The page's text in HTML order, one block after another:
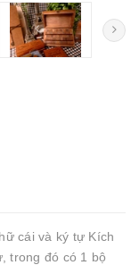
cái và ký tự Kích
trong đó có 1 bộ